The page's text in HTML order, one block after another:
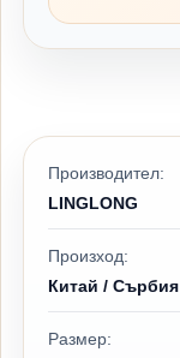
Производител:
LINGLONG
Произход:
Китай / Сърбия
Размер: